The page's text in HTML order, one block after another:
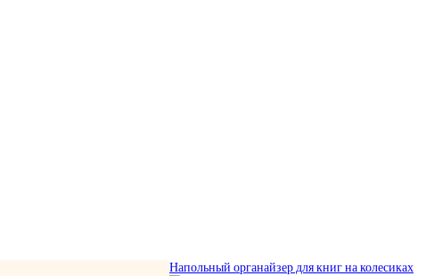
Напольный органайзер для книг на колесиках